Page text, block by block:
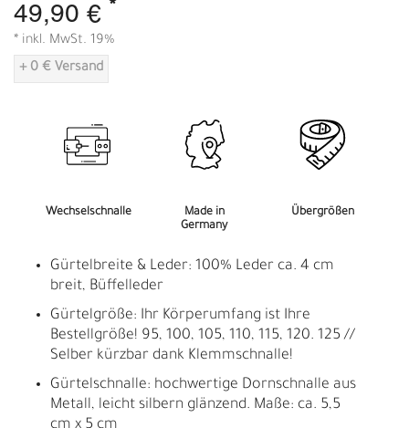
49,90 € *
* inkl. MwSt. 19%
+ 0 € Versand
Wechselschnalle
Made in
Germany
Übergrößen
Gürtelbreite & Leder: 100% Leder ca. 4 cm
breit, Büffelleder
Gürtelgröße: Ihr Körperumfang ist Ihre
Bestellgröße! 95, 100, 105, 110, 115, 120. 125 //
Selber kürzbar dank Klemmschnalle!
Gürtelschnalle: hochwertige Dornschnalle aus
Metall, leicht silbern glänzend. Maße: ca. 5,5